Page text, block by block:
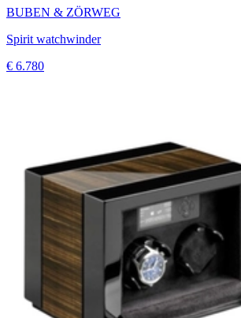
BUBEN & ZÖRWEG
Spirit watchwinder
€ 6.780